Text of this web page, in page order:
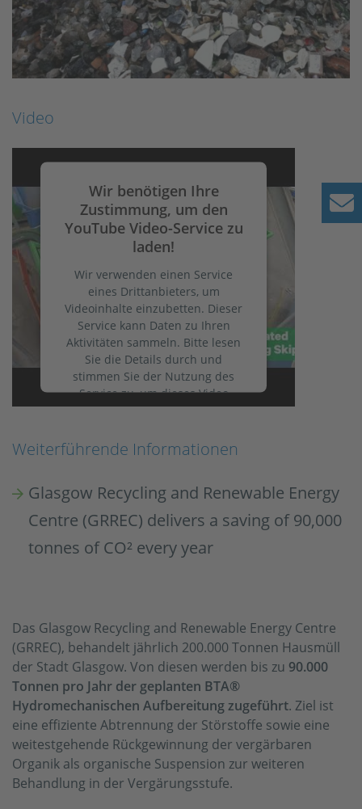
Video
Wir benötigen Ihre
Zustimmung, um den
YouTube Video-Service zu
laden!
Wir verwenden einen Service
eines Drittanbieters, um
Videoinhalte einzubetten. Dieser
Service kann Daten zu Ihren
Aktivitäten sammeln. Bitte lesen
Sie die Details durch und
stimmen Sie der Nutzung des
Service zu, um dieses Video
anzusehen.
Mehr Informationen
Akzeptieren
powered byUsercentrics Consent
Management Platform
Weiterführende Informationen
Glasgow Recycling and Renewable Energy
Centre (GRREC) delivers a saving of 90,000
tonnes of CO² every year
Das Glasgow Recycling and Renewable Energy Centre
(GRREC), behandelt jährlich 200.000 Tonnen Hausmüll
der Stadt Glasgow. Von diesen werden bis zu 90.000
Tonnen pro Jahr der geplanten BTA®
Hydromechanischen Aufbereitung zugeführt. Ziel ist
eine effiziente Abtrennung der Störstoffe sowie eine
weitestgehende Rückgewinnung der vergärbaren
Organik als organische Suspension zur weiteren
Behandlung in der Vergärungsstufe.